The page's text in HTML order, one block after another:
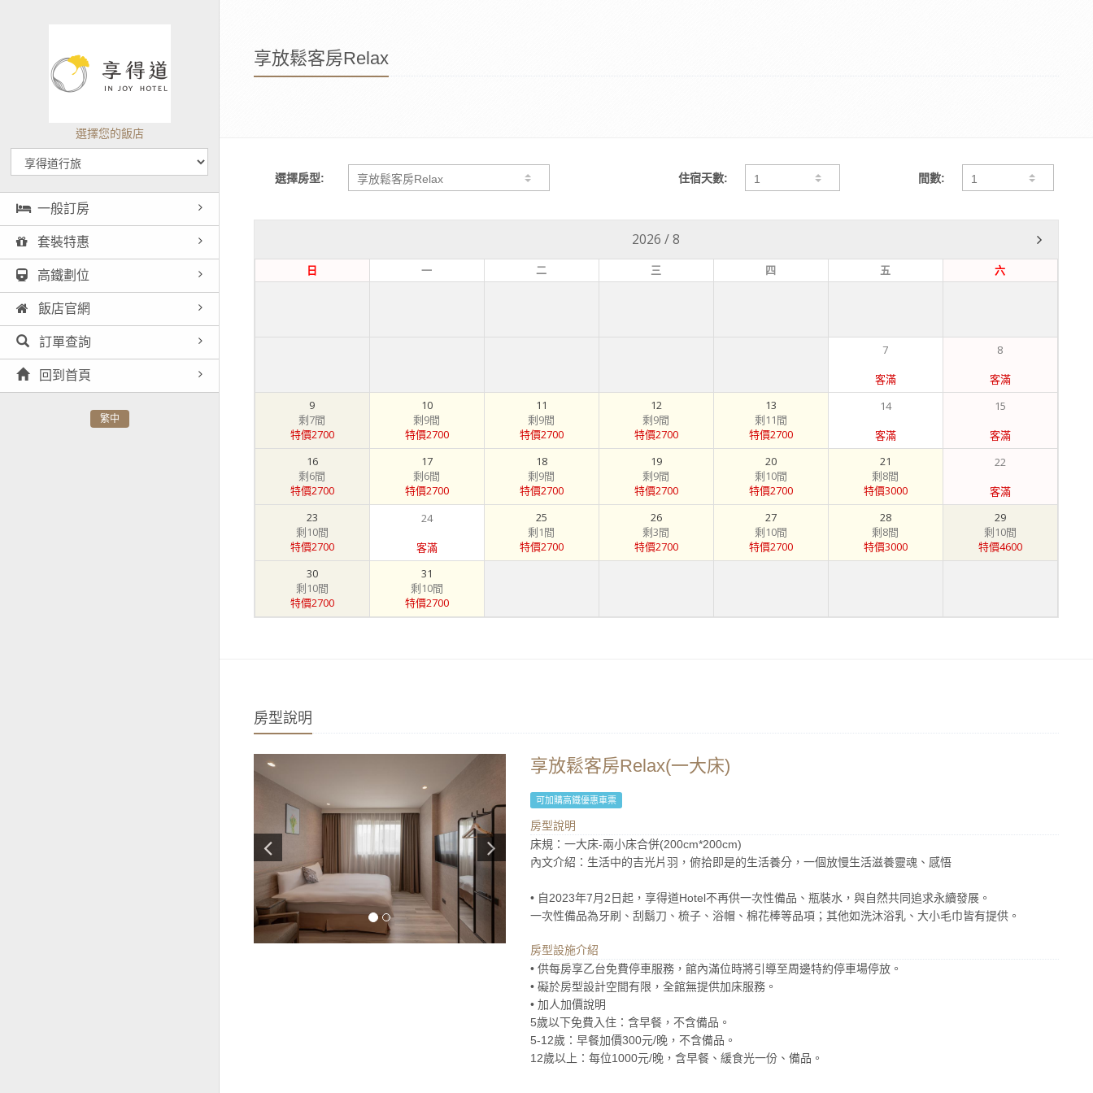
選擇您的飯店
一般訂房
套裝特惠
高鐵劃位
飯店官網
訂單查詢
回到首頁
繁中
享放鬆客房Relax
選擇房型: 住宿天數: 間數:
2026 /8
日 一 二 三 四 五 六
7
客滿
8
客滿
9
剩7間
特價2700
10
剩9間
特價2700
11
剩9間
特價2700
12
剩9間
特價2700
13
剩11間
特價2700
14
客滿
15
客滿
16
剩6間
特價2700
17
剩6間
特價2700
18
剩9間
特價2700
19
剩9間
特價2700
20
剩10間
特價2700
21
剩8間
特價3000
22
客滿
23
剩10間
特價2700
24
客滿
25
剩1間
特價2700
26
剩3間
特價2700
27
剩10間
特價2700
28
剩8間
特價3000
29
剩10間
特價4600
30
剩10間
特價2700
31
剩10間
特價2700
房型說明
享放鬆客房Relax(一大床)
可加購高鐵優惠車票
房型說明
床規：一大床-兩小床合併(200cm*200cm)
內文介紹：生活中的吉光片羽，俯拾即是的生活養分，一個放慢生活滋養靈魂、感悟
• 自2023年7月2日起，享得道Hotel不再供一次性備品、瓶裝水，與自然共同追求永續發展。
一次性備品為牙刷、刮鬍刀、梳子、浴帽、棉花棒等品項；其他如洗沐浴乳、大小毛巾皆有提供。
房型設施介紹
• 供每房享乙台免費停車服務，館內滿位時將引導至周邊特約停車場停放。
• 礙於房型設計空間有限，全館無提供加床服務。
• 加人加價說明
5歲以下免費入住：含早餐，不含備品。
5-12歲：早餐加價300元/晚，不含備品。
12歲以上：每位1000元/晚，含早餐、緩食光一份、備品。